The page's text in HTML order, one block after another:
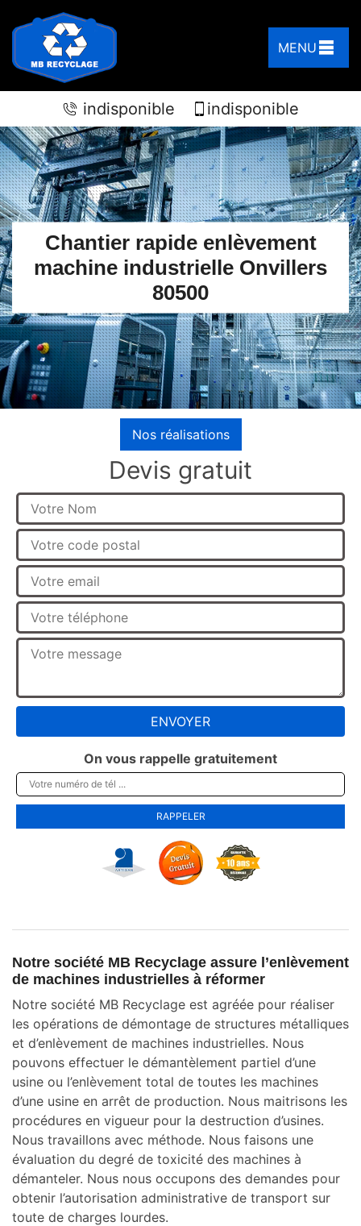
MENU
indisponible indisponible
Chantier rapide enlèvement
machine industrielle Onvillers
80500
Nos réalisations
Devis gratuit
On vous rappelle gratuitement
Notre société MB Recyclage assure l’enlèvement
de machines industrielles à réformer
Notre société MB Recyclage est agréée pour réaliser
les opérations de démontage de structures métalliques
et d’enlèvement de machines industrielles. Nous
pouvons effectuer le démantèlement partiel d’une
usine ou l’enlèvement total de toutes les machines
d’une usine en arrêt de production. Nous maitrisons les
procédures en vigueur pour la destruction d’usines.
Nous travaillons avec méthode. Nous faisons une
évaluation du degré de toxicité des machines à
démanteler. Nous nous occupons des demandes pour
obtenir l’autorisation administrative de transport sur
toute de charges lourdes.